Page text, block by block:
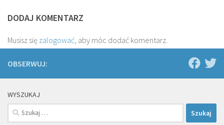
DODAJ KOMENTARZ
Musisz się zalogować, aby móc dodać komentarz.
OBSERWUJ:
WYSZUKAJ
Szukaj: